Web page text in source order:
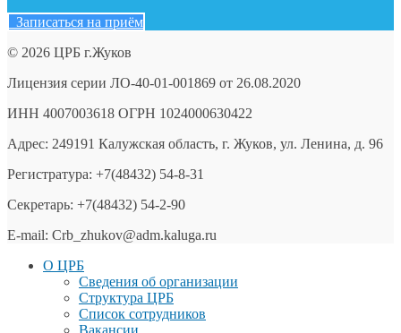
Записаться на приём
© 2026 ЦРБ г.Жуков
Лицензия серии ЛО-40-01-001869 от 26.08.2020
ИНН 4007003618 ОГРН 1024000630422
Адрес: 249191 Калужская область, г. Жуков, ул. Ленина, д. 96
Регистратура: +7(48432) 54-8-31
Секретарь: +7(48432) 54-2-90
E-mail: Crb_zhukov@adm.kaluga.ru
О ЦРБ
Сведения об организации
Структура ЦРБ
Список сотрудников
Вакансии